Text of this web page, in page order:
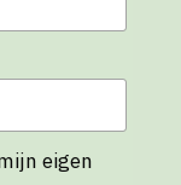
eigen